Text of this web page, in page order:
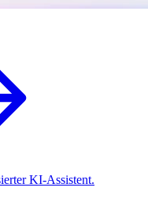
KI-Assistent.